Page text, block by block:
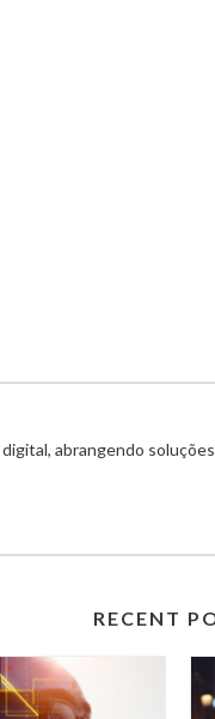
abrangendo
RECENT